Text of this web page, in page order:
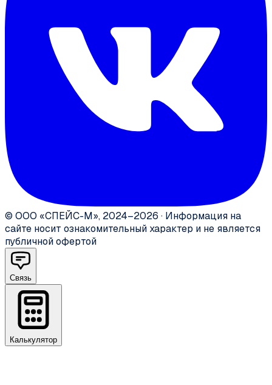
© ООО «СПЕЙС-М», 2024–2026 · Информация на
сайте носит ознакомительный характер и не является
публичной офертой
Связь
Калькулятор